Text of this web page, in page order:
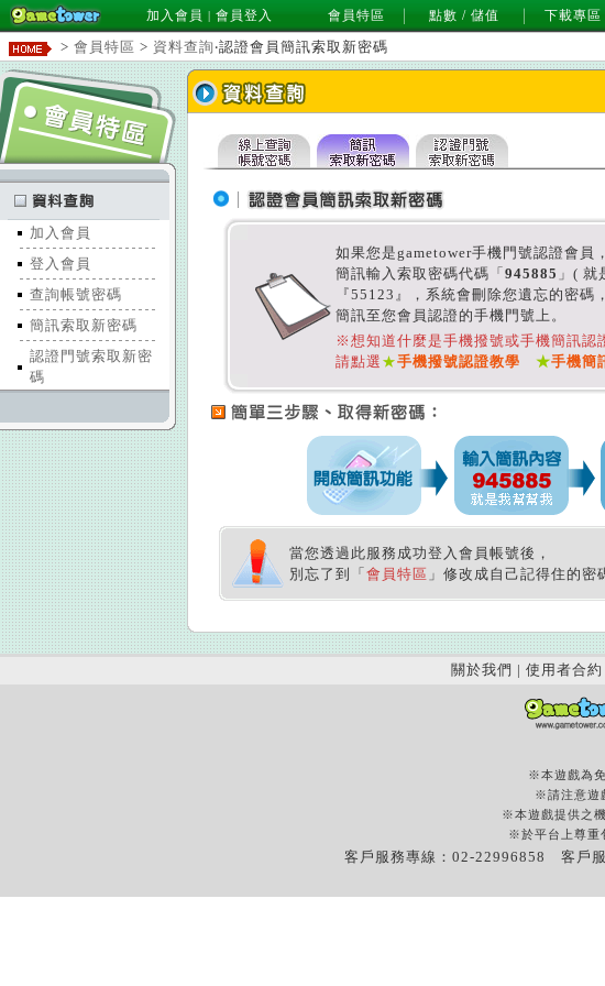
加入會員 | 會員登入 會員特區 點數 / 儲值 下載專區
> 會員特區 > 資料查詢‧認證會員簡訊索取新密碼
加入會員
登入會員
查詢帳號密碼
簡訊索取新密碼
認證門號索取新密
碼
如果您是gametower手機門號認證會員
簡訊輸入索取密碼代碼「 945885 」( 就
『55123』，系統會刪除您遺忘的密碼
簡訊至您會員認證的手機門號上。
※想知道什麼是手機撥號或手機簡訊認
請點選 ★手機撥號認證教學 ★手機簡
當您透過此服務成功登入會員帳號後，
別忘了到「 會員特區 」修改成自己記得住的密
關於我們 | 使用者合約
※本遊戲為
※請注意遊
※本遊戲提供之
※於平台上尊重
客戶服務專線：02-22996858 客戶